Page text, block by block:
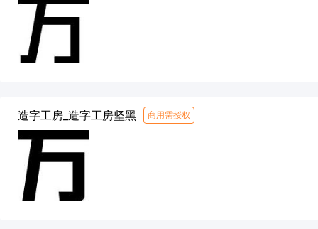
造字工房_造字工房坚黑 商用需授权